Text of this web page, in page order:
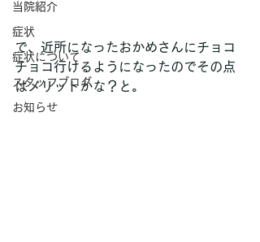
当院紹介
症状
症状について
スタッフブログ
お知らせ
で、近所になったおかめさんにチョコ
チョコ行けるようになったのでその点
はメリットかな？と。